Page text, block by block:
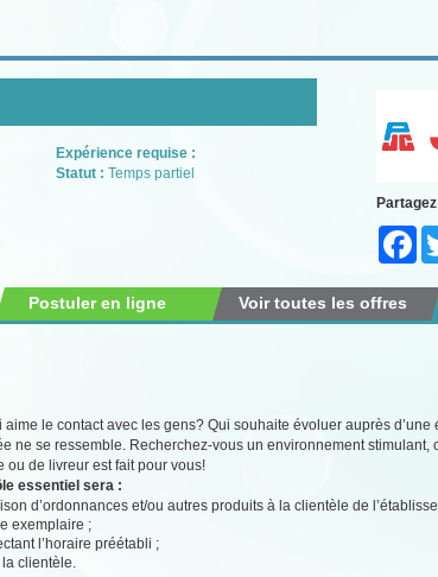
Expérience requise :
Statut : Temps partiel
Voir toutes les offres
Postuler en ligne
le contact avec les gens? Qui souhaite évoluer auprès
ne se ressemble. Recherchez-vous un environnement
ou de livreur est fait pour vous!
essentiel sera :
d’ordonnances et/ou autres produits à la clientèle de
exemplaire ;
l’horaire préétabli ;
clientèle.